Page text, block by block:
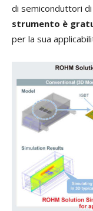
di semiconduttori
strumento è
per la sua